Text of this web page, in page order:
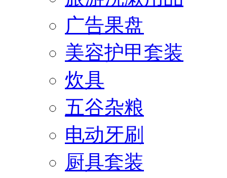
广告果盘
美容护甲套装
炊具
五谷杂粮
电动牙刷
厨具套装